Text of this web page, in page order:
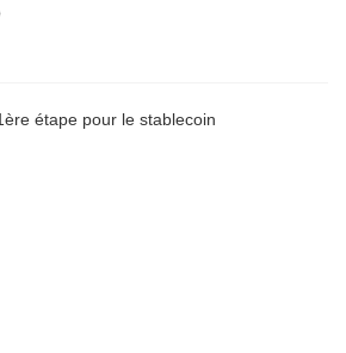
étape pour le stablecoin